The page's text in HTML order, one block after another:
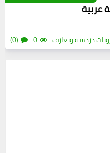
عربية
دردشة وتعارف
0
(0)